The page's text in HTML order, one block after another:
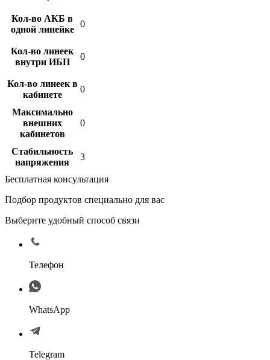
Кол-во АКБ в
одной линейке
0
Кол-во линеек
внутри ИБП
0
Кол-во линеек в
кабинете
0
Максимально
внешних
кабинетов
0
Стабильность
напряжения
3
Бесплатная консультация
Подбор продуктов специально для вас
Выберите удобный способ связи
Телефон
WhatsApp
Telegram